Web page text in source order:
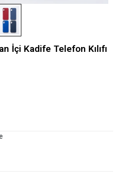
İçi Kadife Telefon Kılıfı